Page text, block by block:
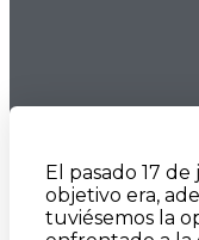
El pasado 17
objetivo era,
tuviésemos la